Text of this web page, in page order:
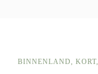
BINNENLAND, KORT,